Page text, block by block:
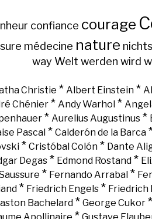
confiance courage
médecine nature nichts
way Welt werden wird
Christie * Albert Einstein*
Chénier * Andy Warhol *
* Aurelius Augustinus *
Pascal * Calderón de la Barca
* Cristóbal Colón * Dante
Degas * Edmond Rostand *
* Fernando Arrabal *
* Friedrich Engels * Friedrich
Bachelard * George Cukor *
*